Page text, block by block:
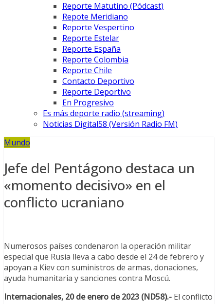
Reporte Matutino (Pódcast)
Repote Meridiano
Reporte Vespertino
Reporte Estelar
Reporte España
Reporte Colombia
Reporte Chile
Contacto Deportivo
Reporte Deportivo
En Progresivo
Es más deporte radio (streaming)
Noticias Digital58 (Versión Radio FM)
Mundo
Jefe del Pentágono destaca un
«momento decisivo» en el
conflicto ucraniano
Numerosos países condenaron la operación militar
especial que Rusia lleva a cabo desde el 24 de febrero y
apoyan a Kiev con suministros de armas, donaciones,
ayuda humanitaria y sanciones contra Moscú.
Internacionales, 20 de enero de 2023 (ND58).- El conflicto